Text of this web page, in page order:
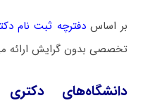
بر اساسدفترچه ثبت نام
تخصصی بدون گرایش ارائه
دانشگاه‌های